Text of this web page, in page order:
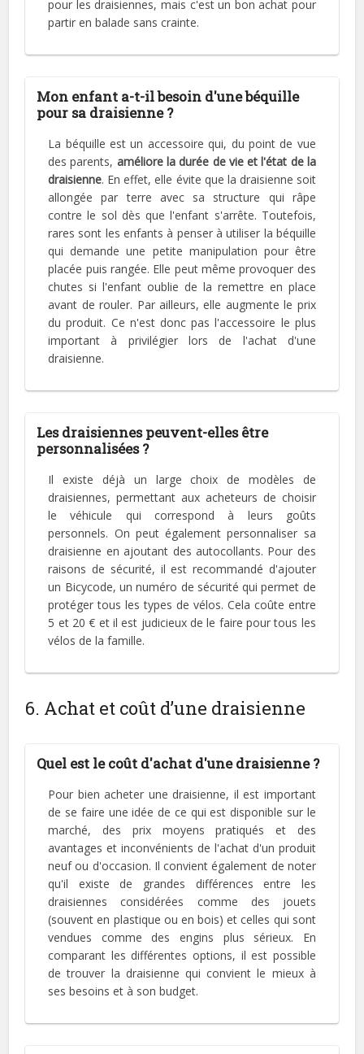
pour les draisiennes, mais c'est un bon achat pour
partir en balade sans crainte.
Mon enfant a-t-il besoin d'une béquille
pour sa draisienne ?
La béquille est un accessoire qui, du point de vue
des parents, améliore la durée de vie et l'état de la
draisienne. En effet, elle évite que la draisienne soit
allongée par terre avec sa structure qui râpe
contre le sol dès que l'enfant s'arrête. Toutefois,
rares sont les enfants à penser à utiliser la béquille
qui demande une petite manipulation pour être
placée puis rangée. Elle peut même provoquer des
chutes si l'enfant oublie de la remettre en place
avant de rouler. Par ailleurs, elle augmente le prix
du produit. Ce n'est donc pas l'accessoire le plus
important à privilégier lors de l'achat d'une
draisienne.
Les draisiennes peuvent-elles être
personnalisées ?
Il existe déjà un large choix de modèles de
draisiennes, permettant aux acheteurs de choisir
le véhicule qui correspond à leurs goûts
personnels. On peut également personnaliser sa
draisienne en ajoutant des autocollants. Pour des
raisons de sécurité, il est recommandé d'ajouter
un Bicycode, un numéro de sécurité qui permet de
protéger tous les types de vélos. Cela coûte entre
5 et 20 € et il est judicieux de le faire pour tous les
vélos de la famille.
6. Achat et coût d’une draisienne
Quel est le coût d'achat d'une draisienne ?
Pour bien acheter une draisienne, il est important
de se faire une idée de ce qui est disponible sur le
marché, des prix moyens pratiqués et des
avantages et inconvénients de l'achat d'un produit
neuf ou d'occasion. Il convient également de noter
qu'il existe de grandes différences entre les
draisiennes considérées comme des jouets
(souvent en plastique ou en bois) et celles qui sont
vendues comme des engins plus sérieux. En
comparant les différentes options, il est possible
de trouver la draisienne qui convient le mieux à
ses besoins et à son budget.